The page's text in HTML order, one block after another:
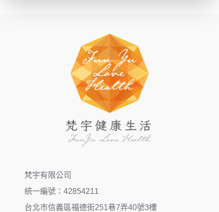
梵宇有限公司
統一編號：42854211
台北市信義區福德街251巷7弄40號3樓